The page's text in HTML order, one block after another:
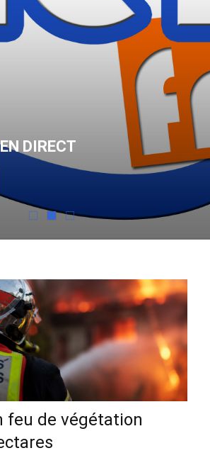
DIRECT
feu de végétation